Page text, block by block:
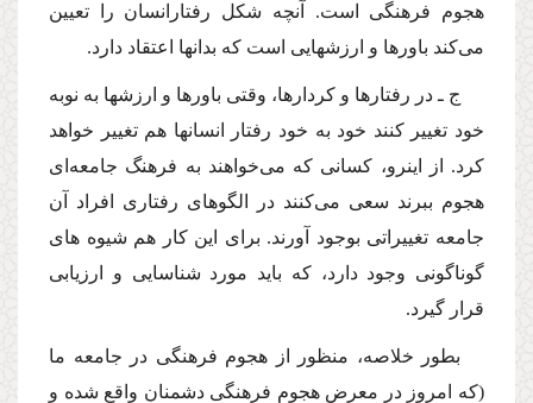
هجوم فرهنگى است. آنچه شكل رفتارانسان را تعیین‌
مى‌كند باورها و ارزشهایى است كه بدانها اعتقاد دارد.
ج ـ در رفتارها و كردارها، وقتى باورها و ارزشها به نوبه
خود تغییر كنند خود به خود رفتار انسانها هم تغییر خواهد
كرد. از اینرو، كسانى كه‌ مى‌خواهند به فرهنگ جامعه‌اى
هجوم ببرند سعى‌ مى‌كنند در الگوهاى رفتارى افراد آن
جامعه تغییراتى بوجود آورند. براى این كار هم شیوه هاى
گوناگونى وجود دارد، كه باید مورد شناسایى و ارزیابى
قرار گیرد.
بطور خلاصه، منظور از هجوم فرهنگى در جامعه ما
(كه امروز در معرض هجوم فرهنگى دشمنان واقع شده و